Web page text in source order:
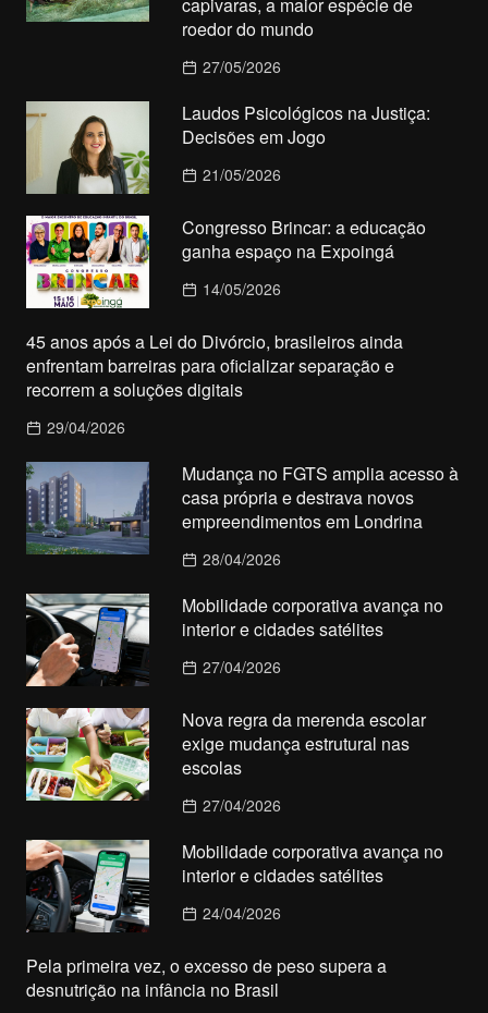
roedor do mundo
27/05/2026
Laudos Psicológicos na Justiça:
Decisões em Jogo
21/05/2026
Congresso Brincar: a educação
ganha espaço na Expoingá
14/05/2026
45 anos após a Lei do Divórcio, brasileiros ainda
enfrentam barreiras para oficializar separação e
recorrem a soluções digitais
29/04/2026
Mudança no FGTS amplia acesso à
casa própria e destrava novos
empreendimentos em Londrina
28/04/2026
Mobilidade corporativa avança no
interior e cidades satélites
27/04/2026
Nova regra da merenda escolar
exige mudança estrutural nas
escolas
27/04/2026
Mobilidade corporativa avança no
interior e cidades satélites
24/04/2026
Pela primeira vez, o excesso de peso supera a
desnutrição na infância no Brasil